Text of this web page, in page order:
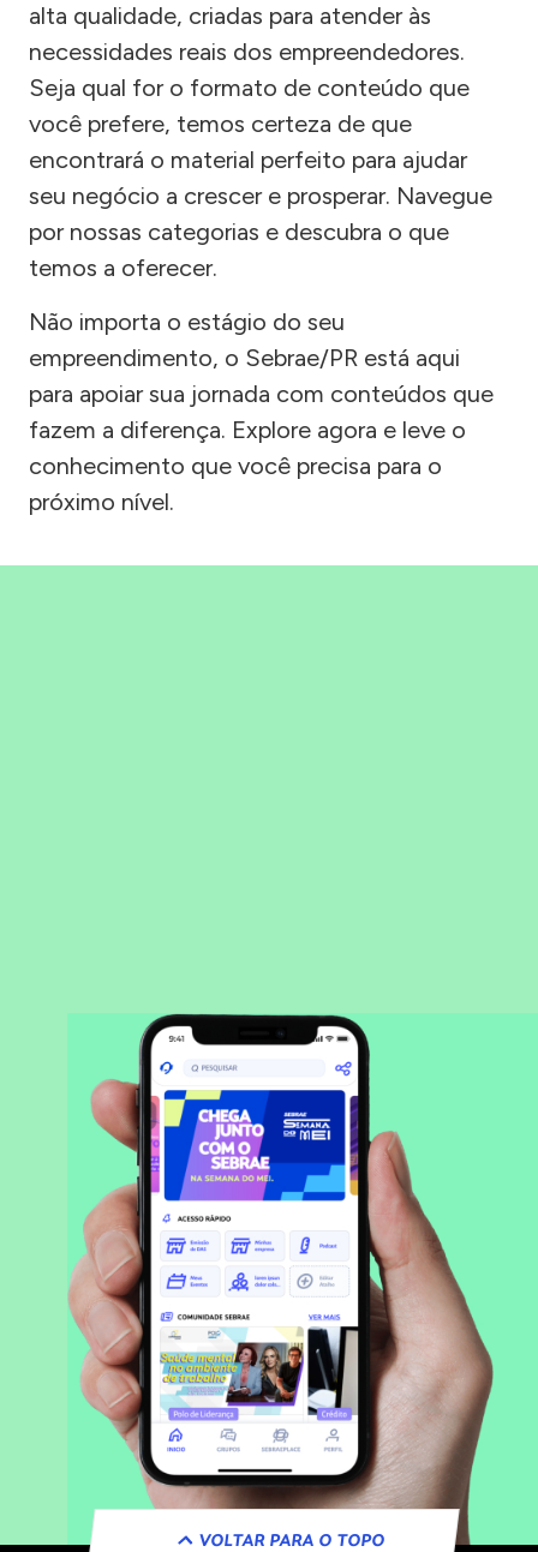
alta qualidade, criadas para atender às
necessidades reais dos empreendedores.
Seja qual for o formato de conteúdo que
você prefere, temos certeza de que
encontrará o material perfeito para ajudar
seu negócio a crescer e prosperar. Navegue
por nossas categorias e descubra o que
temos a oferecer.
Não importa o estágio do seu
empreendimento, o Sebrae/PR está aqui
para apoiar sua jornada com conteúdos que
fazem a diferença. Explore agora e leve o
conhecimento que você precisa para o
próximo nível.
VOLTAR PARA O TOPO